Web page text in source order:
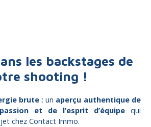
les backstages de
shooting !
brute : un aperçu authentique de
et de l’esprit d’équipe qui
chez Contact Immo.